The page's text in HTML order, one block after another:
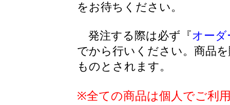
をお待ちください。
発注する際は必ず『オーダ
でから行いください。商品
ものとされます。
※全ての商品は個人でご利